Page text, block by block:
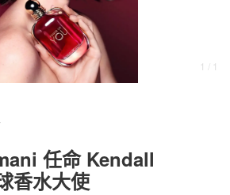
每日栏目
时 尚
球 鞋
科 技
1 / 1
任命 Kendall
香水大使